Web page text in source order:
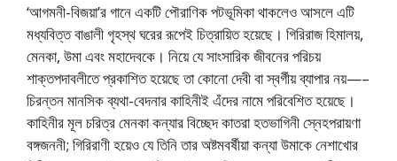
‘আগমনী-বিজয়া’র গানে একটি পৌরাণিক পটভূমিকা থাকলেও আসলে এটি
মধ্যবিত্ত বাঙালী গৃহস্থ ঘরের রূপেই চিত্রায়িত হয়েছে। গিরিরাজ হিমালয়,
মেনকা, উমা এবং মহাদেবকে। নিয়ে যে সাংসারিক জীবনের পরিচয়
শাক্তপদাবলীতে প্রকাশিত হয়েছে তা কোনো দেবী বা স্বর্গীয় ব্যাপার নয়—–
চিরন্তন মানসিক ব্যথা-বেদনার কাহিনীই এঁদের নামে পরিবেশিত হয়েছে।
কাহিনীর মূল চরিত্র মেনকা কন্যার বিচ্ছেদ কাতরা হতভাগিনী স্নেহপরায়ণা
বঙ্গজননী; গিরিরাণী হয়েও যে তিনি তার অষ্টমবর্ষীয়া কন্যা উমাকে নেশাখোর